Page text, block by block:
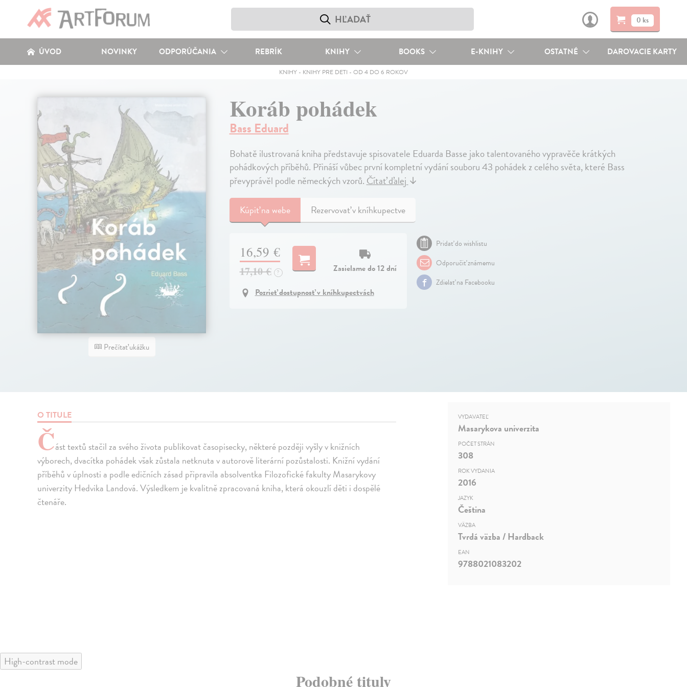
0 ks
ÚVOD NOVINKY ODPORÚČANIA REBRÍK KNIHY BOOKS E-KNIHY OSTATNÉ DAROVACIE KARTY
KNIHY- KNIHY PRE DETI - OD 4 DO 6 ROKOV
Prečítať ukážku
Koráb pohádek
Bass Eduard
Bohatě ilustrovaná kniha představuje spisovatele Eduarda Basse jako talentovaného vypravěče krátkých
pohádkových příběhů. Přináší vůbec první kompletní vydání souboru 43 pohádek z celého světa, které Bass
převyprávěl podle německých vzorů.Čítať ďalej↓
Kúpiťna webe Rezervovať v kníhkupectve
16,59 €
17,10 € ?
Zasielame do 12 dní
Pozrieť dostupnosť v kníhkupectvách
Pridať do wishlistu
Odporučiť známemu
Zdielať na Facebooku
O TITULE
Část textů stačil za svého života publikovat časopisecky, některé později vyšly v knižních
výborech, dvacítka pohádek však zůstala netknuta v autorově literární pozůstalosti. Knižní vydání
příběhů v úplnosti a podle edičních zásad připravila absolventka Filozofické fakulty Masarykovy
univerzity Hedvika Landová. Výsledkem je kvalitně zpracovaná kniha, která okouzlí děti i dospělé
čtenáře.
VYDAVATEĽ
Masarykova univerzita
POČET STRÁN
308
ROK VYDANIA
2016
JAZYK
Čeština
VÄZBA
Tvrdá väzba / Hardback
EAN
9788021083202
High-contrast mode
Podobné tituly